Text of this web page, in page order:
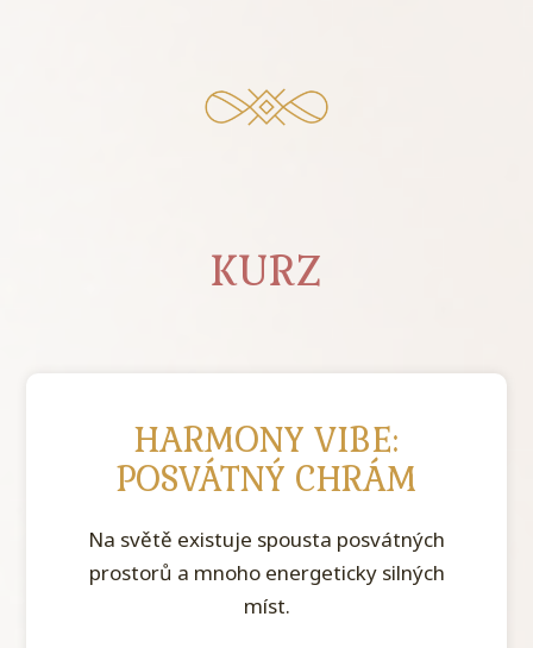
KURZ
HARMONY VIBE:
POSVÁTNÝ CHRÁM
Na světě existuje spousta posvátných
prostorů a mnoho energeticky silných
míst.